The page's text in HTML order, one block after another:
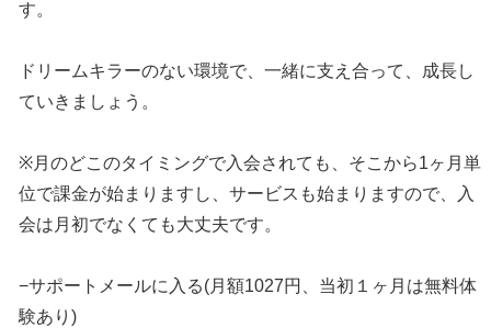
す。
ドリームキラーのない環境で、一緒に支え合って、成長し
ていきましょう。
※月のどこのタイミングで入会されても、そこから1ヶ月単
位で課金が始まりますし、サービスも始まりますので、入
会は月初でなくても大丈夫です。
−サポートメールに入る(月額1027円、当初１ヶ月は無料体
験あり)